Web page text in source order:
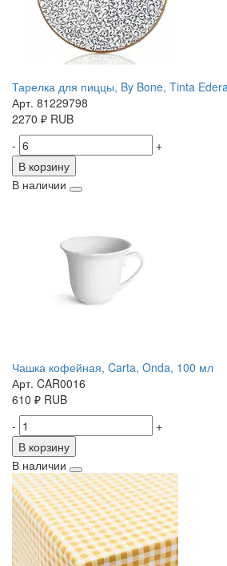
Тарелка для пиццы, By Bone, Tinta
Арт. 81229798
2270 ₽ RUB
-
+
В корзину
В наличии
Чашка кофейная, Carta, Onda, 100 мл
Арт. CAR0016
610 ₽ RUB
-
+
В корзину
В наличии